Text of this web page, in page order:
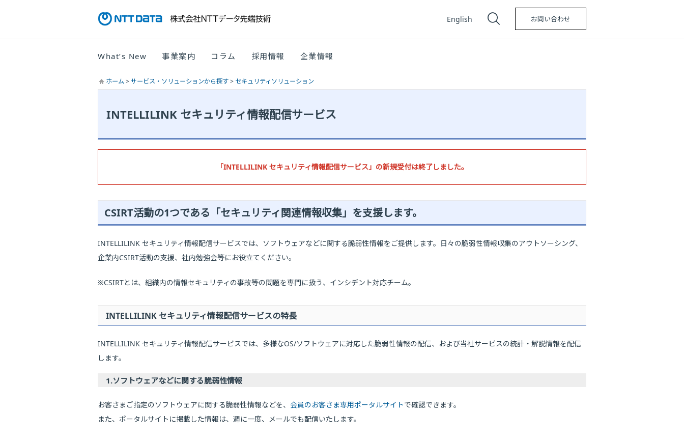
English お問い合わせ
What’s New 事業案内 コラム 採用情報 企業情報
ホーム>サービス・ソリューションから探す> セキュリティソリューション
INTELLILINK セキュリティ情報配信サービス
「INTELLILINK セキュリティ情報配信サービス」の新規受付は終了しました。
CSIRT活動の1つである「セキュリティ関連情報収集」を支援します。
INTELLILINK セキュリティ情報配信サービスでは、ソフトウェアなどに関する脆弱性情報をご提供します。日々の脆弱性情報収集のアウトソーシング、
企業内CSIRT活動の支援、社内勉強会等にお役立てください。
※CSIRTとは、組織内の情報セキュリティの事故等の問題を専門に扱う、インシデント対応チーム。
INTELLILINK セキュリティ情報配信サービスの特長
INTELLILINK セキュリティ情報配信サービスでは、多様なOS/ソフトウェアに対応した脆弱性情報の配信、および当社サービスの統計・解説情報を配信
します。
1.ソフトウェアなどに関する脆弱性情報
お客さまご指定のソフトウェアに関する脆弱性情報などを、 会員のお客さま専用ポータルサイトで確認できます。
また、ポータルサイトに掲載した情報は、週に一度、メールでも配信いたします。